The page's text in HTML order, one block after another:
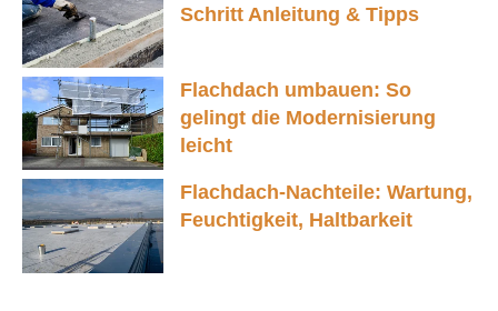
Schritt Anleitung & Tipps
Flachdach umbauen: So
gelingt die Modernisierung
leicht
Flachdach-Nachteile: Wartung,
Feuchtigkeit, Haltbarkeit